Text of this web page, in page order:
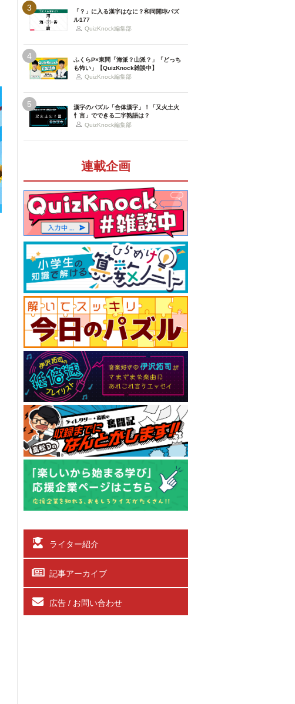
3
「？」に入る漢字はなに？和同開珎パズ
ル177
QuizKnock編集部
4
ふくらP×東問「海派？山派？」「どっち
も怖い」【QuizKnock雑談中】
QuizKnock編集部
5
漢字のパズル「合体漢字」！「又火土火
忄言」でできる二字熟語は？
QuizKnock編集部
連載企画
ライター紹介
記事アーカイブ
広告 / お問い合わせ